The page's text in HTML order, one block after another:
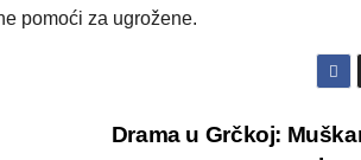
pomoći za ugrožene.
Drama u Grčkoj: